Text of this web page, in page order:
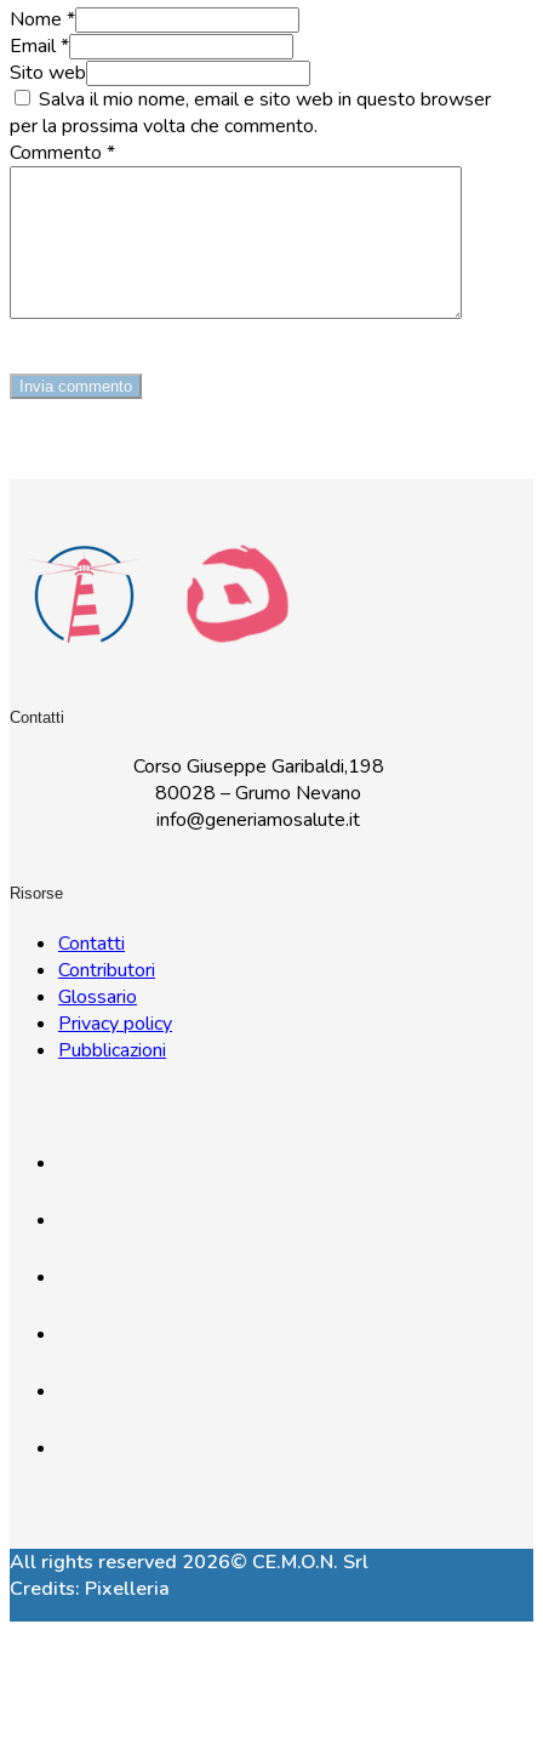
Nome *
Email *
Sito web
Salva il mio nome, email e sito web in questo browser
per la prossima volta che commento.
Commento *
Contatti
Corso Giuseppe Garibaldi,198
80028 – Grumo Nevano
info@generiamosalute.it
Risorse
Contatti
Contributori
Glossario
Privacy policy
Pubblicazioni
All rights reserved 2026© CE.M.O.N. Srl
Credits: Pixelleria